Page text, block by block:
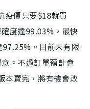
疫價只要$18就買
度達99.03%，最快
。目前未有限
。不過訂單預計會
本賣完，將有機會改